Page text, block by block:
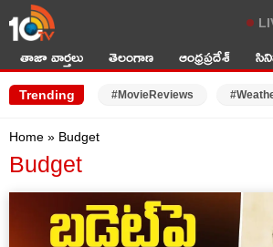
తాజా వార్తలు తెలంగాణ ఆంధ్రప్రదేశ్
Trending #MovieReviews
Home » Budget
Budget